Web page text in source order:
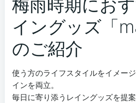
イングッズ「
のご紹介
使う方のライフスタイルをイメー
インを両立。
毎日に寄り添うレイングッズを提